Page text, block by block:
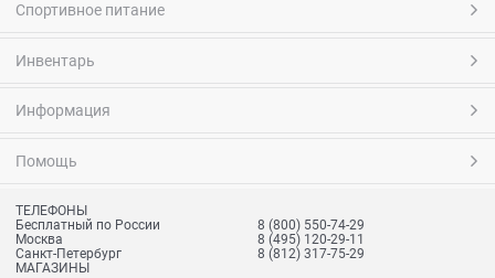
Спортивное питание
Инвентарь
Информация
Помощь
ТЕЛЕФОНЫ
Бесплатный по России
8 (800) 550-74-29
Москва
8 (495) 120-29-11
Санкт-Петербург
8 (812) 317-75-29
МАГАЗИНЫ